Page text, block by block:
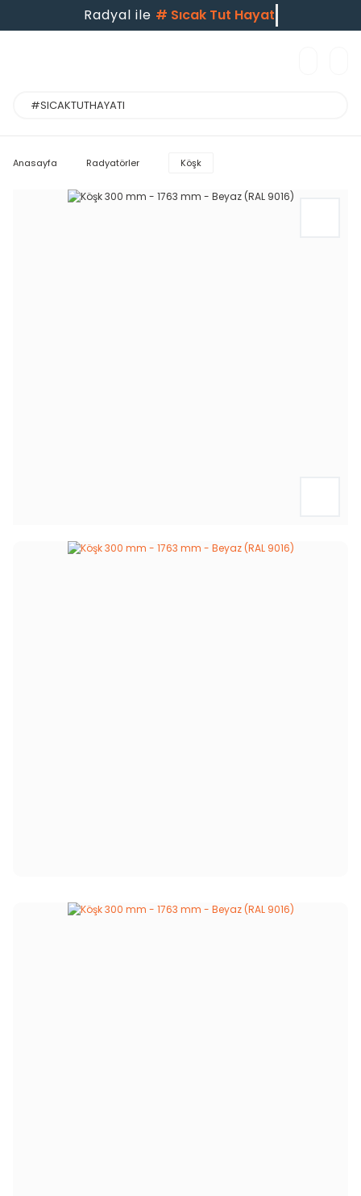
Radyal ile # Sıcak Tut Hayatı
Anasayfa Radyatörler Köşk